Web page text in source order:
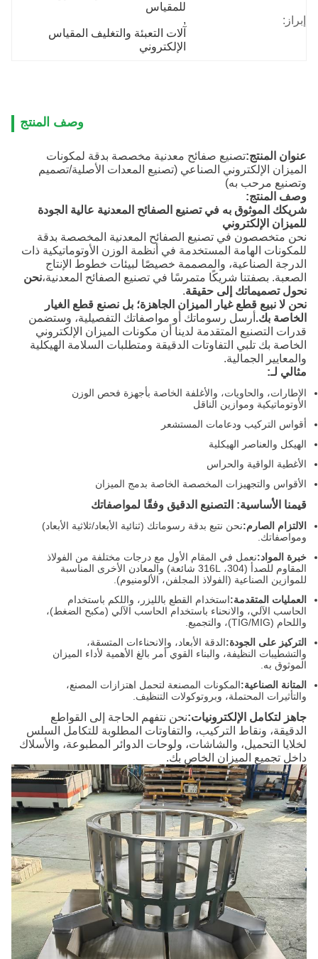
إبراز:
للمقياس
,
الإلكتروني
وصف المنتج
عنوان المنتج:تصنيع صفائح معدنية مخصصة بدقة لمكونات
الميزان الإلكتروني الصناعي (تصنيع المعدات الأصلية/تصميم
وتصنيع مرحب به)
وصف المنتج:
شريكك الموثوق به في تصنيع الصفائح المعدنية عالية الجودة
للميزان الإلكتروني
نحن متخصصون في تصنيع الصفائح المعدنية المخصصة بدقة
للمكونات الهامة المستخدمة في أنظمة الوزن الأوتوماتيكية ذات
الدرجة الصناعية، والمصممة خصيصًا لبيئات خطوط الإنتاج
الصعبة. بصفتنا شريكًا متمرسًا في تصنيع الصفائح المعدنية،نحن
نحول تصميماتك إلى حقيقة.
نحن لا نبيع قطع غيار الميزان الجاهزة؛ بل نصنع قطع الغيار
الخاصة بك. أرسل رسوماتك أو مواصفاتك التفصيلية، وستضمن
قدرات التصنيع المتقدمة لدينا أن مكونات الميزان الإلكتروني
الخاصة بك تلبي التفاوتات الدقيقة ومتطلبات السلامة الهيكلية
والمعايير الجمالية.
مثالي لـ:
الإطارات، والحاويات، والأغلفة الخاصة بأجهزة فحص الوزن
الأوتوماتيكية وموازين الناقل
أقواس التركيب ودعامات المستشعر
الهيكل والعناصر الهيكلية
الأغطية الواقية والحراس
الأقواس والتجهيزات المخصصة الخاصة بدمج الميزان
قيمنا الأساسية: التصنيع الدقيق وفقًا لمواصفاتك
الالتزام الصارم:نحن نتبع بدقة رسوماتك (ثنائية الأبعاد/ثلاثية الأبعاد)
ومواصفاتك.
خبرة المواد:نعمل في المقام الأول مع درجات مختلفة من الفولاذ
المقاوم للصدأ (304، 316L شائعة) والمعادن الأخرى المناسبة
للموازين الصناعية (الفولاذ المجلفن، الألومنيوم).
العمليات المتقدمة:استخدام القطع بالليزر، واللكم باستخدام
الحاسب الآلي، والانحناء باستخدام الحاسب الآلي (مكبح الضغط)،
واللحام (TIG/MIG)، والتجميع.
التركيز على الجودة:الدقة الأبعاد، والانحناءات المتسقة،
والتشطيبات النظيفة، والبناء القوي أمر بالغ الأهمية لأداء الميزان
الموثوق به.
المتانة الصناعية:المكونات المصنعة لتحمل اهتزازات المصنع،
والتأثيرات المحتملة، وبروتوكولات التنظيف.
جاهز لتكامل الإلكترونيات:نحن نتفهم الحاجة إلى القواطع
الدقيقة، ونقاط التركيب، والتفاوتات المطلوبة للتكامل السلس
لخلايا التحميل، والشاشات، ولوحات الدوائر المطبوعة، والأسلاك
داخل تجميع الميزان الخاص بك.